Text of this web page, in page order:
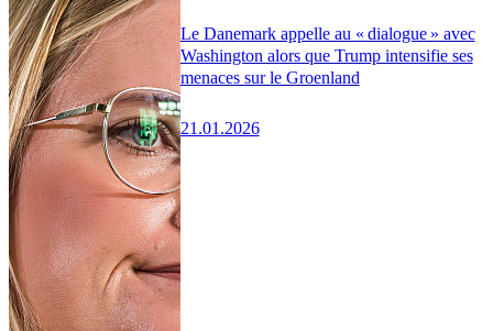
Le Danemark appelle au « dialogue » avec
Washington alors que Trump intensifie ses
menaces sur le Groenland
21.01.2026